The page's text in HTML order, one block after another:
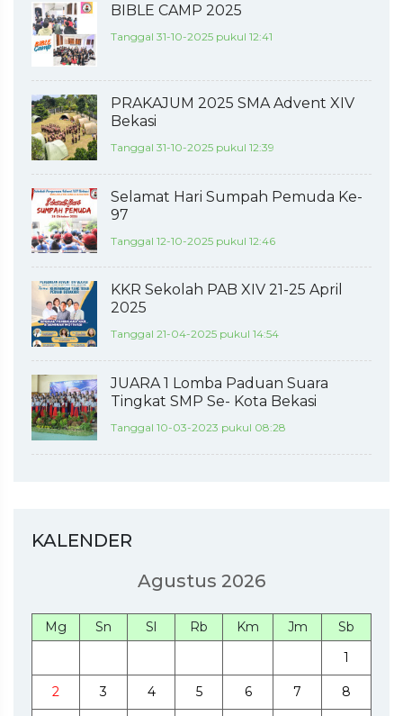
BIBLE CAMP 2025
Tanggal 31-10-2025 pukul 12:41
PRAKAJUM 2025 SMA Advent XIV
Bekasi
Tanggal 31-10-2025 pukul 12:39
Selamat Hari Sumpah Pemuda Ke-
97
Tanggal 12-10-2025 pukul 12:46
KKR Sekolah PAB XIV 21-25 April
2025
Tanggal 21-04-2025 pukul 14:54
JUARA 1 Lomba Paduan Suara
Tingkat SMP Se- Kota Bekasi
Tanggal 10-03-2023 pukul 08:28
KALENDER
Agustus 2026
Mg Sn Sl Rb Km Jm
Sb
1
2 3 4 5 6 7 8